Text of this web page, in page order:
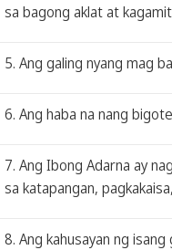
sa bagong aklat at
5. Ang galing nyang mag
6. Ang haba na nang
7. Ang Ibong Adarna ay
sa katapangan,
8. Ang kahusayan ng